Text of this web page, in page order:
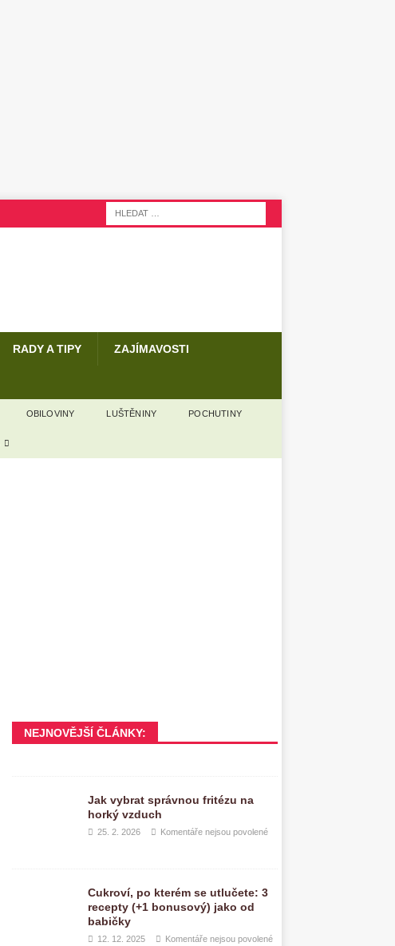
RADY A TIPY ZAJÍMAVOSTI
OBILOVINY LUŠTĚNINY POCHUTINY
NEJNOVĚJŠÍ ČLÁNKY:
Jak vybrat správnou fritézu na
horký vzduch
25. 2. 2026 Komentáře nejsou povolené
Cukroví, po kterém se utlučete: 3
recepty (+1 bonusový) jako od
babičky
12. 12. 2025 Komentáře nejsou povolené